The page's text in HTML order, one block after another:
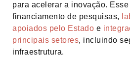
para acelerar a inovação.
financiamento de pesquisas,
apoiados pelo Estado e
principais setores, incluindo
infraestrutura.